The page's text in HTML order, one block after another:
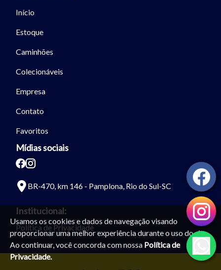
Usamos os cookies e dados de navegação visando
proporcionar uma melhor experiência durante o uso do site.
Ao continuar, você concorda com nossa Política de
Privacidade.
Início
Estoque
Caminhões
Colecionáveis
Empresa
Contato
Favoritos
Mídias sociais
BR-470, km 146 - Pamplona, Rio do Sul-SC
Institucional:
Política de Privacidade